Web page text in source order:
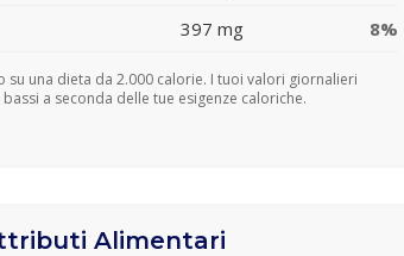
397 mg 8%
su una dieta da 2.000 calorie. I tuoi valori giornalieri
a seconda delle tue esigenze caloriche.
Alimentari